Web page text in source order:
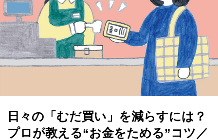
日々の「むだ買い」を減らすには？
プロが教える“お金をためる”コツ／